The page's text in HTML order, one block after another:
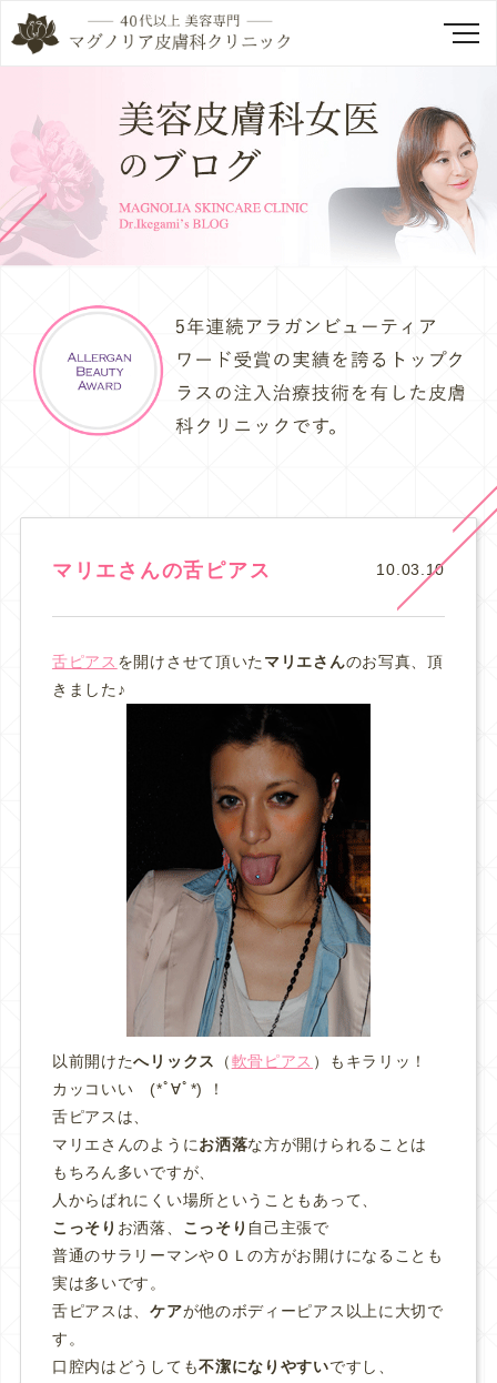
マリエさんの舌ピアス 10.03.10
舌ピアス を開けさせて頂いた マリエさんのお写真、頂
きました♪
以前開けたへリックス （軟骨ピアス ）もキラリッ！
カッコいい (*ﾟ∀ﾟ*) ！
舌ピアスは、
マリエさんのようにお洒落な方が開けられることは
もちろん多いですが、
人からばれにくい場所ということもあって、
こっそり お洒落、 こっそり 自己主張で
普通のサラリーマンやＯＬの方がお開けになることも
実は多いです。
舌ピアスは、ケアが他のボディーピアス以上に大切で
す。
口腔内はどうしても不潔になりやすいですし、